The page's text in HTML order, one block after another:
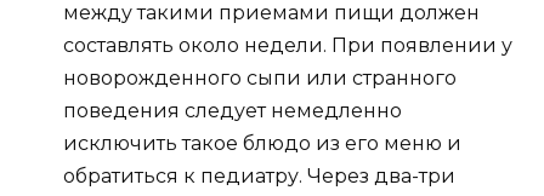
между такими приемами пищи должен
составлять около недели. При появлении у
новорожденного сыпи или странного
поведения следует немедленно
исключить такое блюдо из его меню и
обратиться к педиатру. Через два-три